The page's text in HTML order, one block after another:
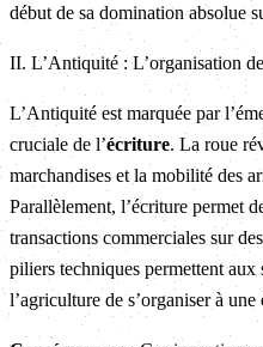
début de sa domination absolue
II. L’Antiquité : L’organisation
L’Antiquité est marquée par
cruciale de l’écriture. La roue
marchandises et la mobilité des
Parallèlement, l’écriture permet
transactions commerciales sur
piliers techniques permettent aux
l’agriculture de s’organiser à